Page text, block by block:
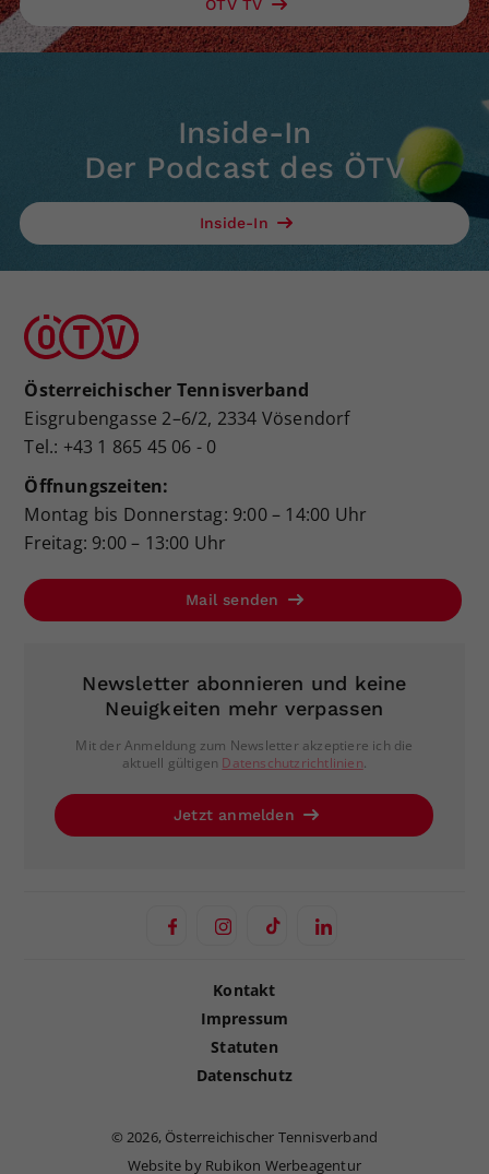
ÖTV TV
Inside-In
Der Podcast des ÖTV
Inside-In
Österreichischer Tennisverband
Eisgrubengasse 2–6/2, 2334 Vösendorf
Tel.: +43 1 865 45 06 - 0
Öffnungszeiten:
Montag bis Donnerstag: 9:00 – 14:00 Uhr
Freitag: 9:00 – 13:00 Uhr
Mail senden
Newsletter abonnieren und keine
Neuigkeiten mehr verpassen
Mit der Anmeldung zum Newsletter akzeptiere ich die
aktuell gültigen Datenschutzrichtlinien.
Jetzt anmelden
Kontakt
Impressum
Statuten
Datenschutz
©2026, Österreichischer Tennisverband
Website by Rubikon Werbeagentur